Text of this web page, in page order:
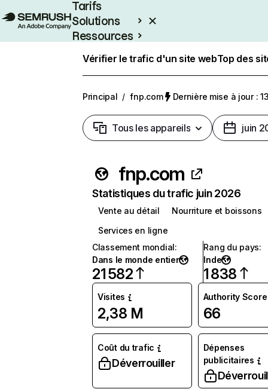
Tarifs
Solutions
Ressources
Vérifier le trafic d'un site webTop des
Principal / fnp.com Dernière mise à jour :
Tous les appareils juin
fnp.com
Statistiques du trafic juin 2026
Vente au détail
Nourriture et boissons
Services en ligne
Classement mondial:
Dans le monde entier
21 582
Rang du pays:
Inde
1 838
Visites
2,38 M
Authority Score
66
Coût du trafic
Déverrouiller
Dépenses
publicitaires